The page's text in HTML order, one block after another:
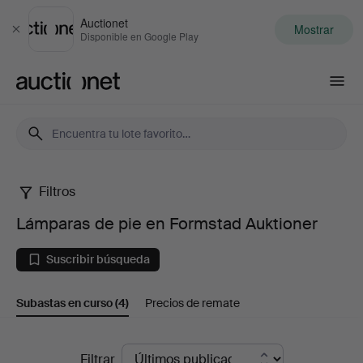
Cerrar
Auctionet
Disponible en Google Play Mostrar
Lámparas
de
pie
en
Filtros
Lámparas de pie en Formstad Auktioner
Suscribir búsqueda
Subastas en curso(4) Precios de remate
SubastasFiltrar